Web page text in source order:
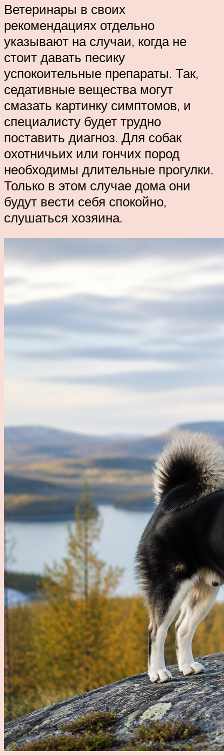
Ветеринары в своих
рекомендациях отдельно
указывают на случаи, когда не
стоит давать песику
успокоительные препараты. Так,
седативные вещества могут
смазать картинку симптомов, и
специалисту будет трудно
поставить диагноз. Для собак
охотничьих или гончих пород
необходимы длительные прогулки.
Только в этом случае дома они
будут вести себя спокойно,
слушаться хозяина.